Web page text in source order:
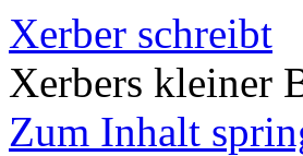
Xerber schreibt
Xerbers kleiner
Zum Inhalt